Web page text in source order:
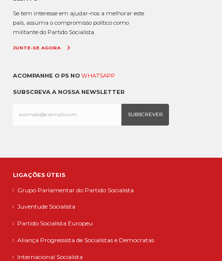
Se tem interesse em ajudar-nos a melhorar este
país, assuma o compromisso político como
militante do Partido Socialista.
JUNTE-SE AGORA
ACOMPANHE O PS NO WHATSAPP
SUBSCREVA A NOSSA NEWSLETTER
LIGAÇÕES ÚTEIS
Grupo Parlamentar do Partido Socialista
Juventude Socialista
Partido Socialista Europeu
Aliança Progressista de Socialistas e Democratas
Internacional Socialista